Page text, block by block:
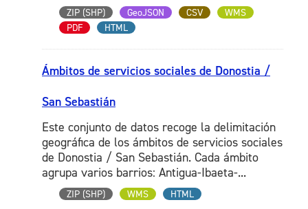
ZIP (SHP) GeoJSON CSV
WMS
PDF
HTML
Ámbitos de servicios sociales de Donostia /
San Sebastián
Este conjunto de datos recoge la delimitación
geográfica de los ámbitos de servicios sociales
de Donostia / San Sebastián. Cada ámbito
agrupa varios barrios: Antigua-Ibaeta-...
ZIP (SHP) WMS HTML